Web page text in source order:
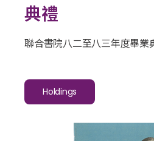
典禮
聯合書院八二至八三年度畢業
Holdings